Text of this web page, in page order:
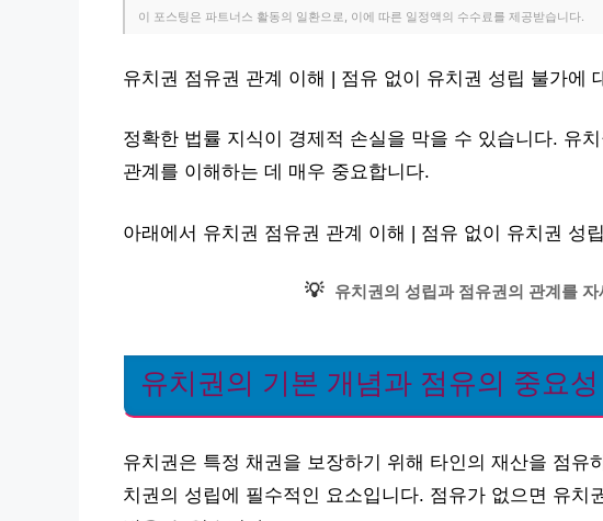
이 포스팅은 파트너스 활동의 일환으로, 이에 따른 일정액의 수수료를 제공받습니다.
유치권 점유권 관계 이해 | 점유 없이 유치권 성립 불가에
정확한 법률 지식이 경제적 손실을 막을 수 있습니다. 유
관계를 이해하는 데 매우 중요합니다.
아래에서 유치권 점유권 관계 이해 | 점유 없이 유치권 성
💡 유치권의 성립과 점유권의 관계를
유치권의 기본 개념과 점유의 중요성
유치권은 특정 채권을 보장하기 위해 타인의 재산을 점유
치권의 성립에 필수적인 요소입니다. 점유가 없으면 유치